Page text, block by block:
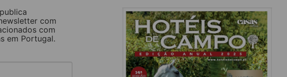
com
com
em Portugal.